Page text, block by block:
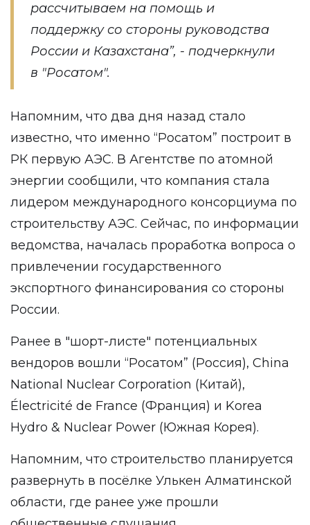
рассчитываем на помощь и
поддержку со стороны руководства
России и Казахстана”, - подчеркнули
в "Росатом".
Напомним, что два дня назад стало
известно, что именно “Росатом” построит в
РК первую АЭС. В Агентстве по атомной
энергии сообщили, что компания стала
лидером международного консорциума по
строительству АЭС. Сейчас, по информации
ведомства, началась проработка вопроса о
привлечении государственного
экспортного финансирования со стороны
России.
Ранее в "шорт-листе" потенциальных
вендоров вошли “Росатом” (Россия), China
National Nuclear Corporation (Китай),
Électricité de France (Франция) и Korea
Hydro & Nuclear Power (Южная Корея).
Напомним, что строительство планируется
развернуть в посёлке Улькен Алматинской
области, где ранее уже прошли